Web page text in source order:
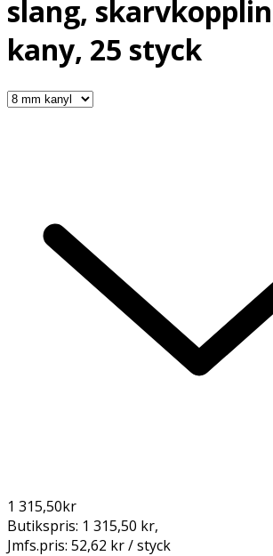
slang,
kany, 25 styck
1 315,50kr
Butikspris: 1 315,50 kr,
Jmfs.pris: 52,62 kr / styck